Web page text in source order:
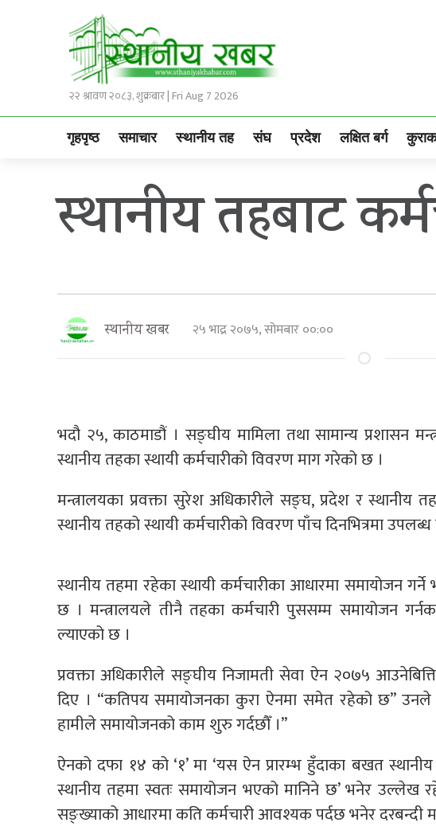
२२ श्रावण २०८३, शुक्रबार | Fri Aug 7 2026
गृहपृष्ठ समाचार स्थानीय तह संघ प्रदेश लक्षित बर्ग
स्थानीय तहबाट
स्थानीय खबर २५ भाद्र २०७५, सोमबार ००:००
भदौ २५, काठमाडौं । सङ्घीय मामिला तथा सामान्य प्रशासन
स्थानीय तहका स्थायी कर्मचारीको विवरण माग गरेको छ ।
मन्त्रालयका प्रवक्ता सुरेश अधिकारीले सङ्घ, प्रदेश र स्थानीय
स्थानीय तहको स्थायी कर्मचारीको विवरण पाँच दिनभित्रमा
स्थानीय तहमा रहेका स्थायी कर्मचारीका आधारमा समायोजन
छ । मन्त्रालयले तीनै तहका कर्मचारी पुससम्म समायोजन
ल्याएको छ ।
प्रवक्ता अधिकारीले सङ्घीय निजामती सेवा ऐन २०७५
दिए । “कतिपय समायोजनका कुरा ऐनमा समेत रहेको छ” उनले
हामीले समायोजनको काम शुरु गर्दछौँ ।”
ऐनको दफा १४ को ‘१’ मा ‘यस ऐन प्रारम्भ हुँदाका बखत स्थानीय
स्थानीय तहमा स्वतः समायोजन भएको मानिने छ’ भनेर उल्लेख
सङ्ख्याको आधारमा कति कर्मचारी आवश्यक पर्दछ भनेर दरबन्दी